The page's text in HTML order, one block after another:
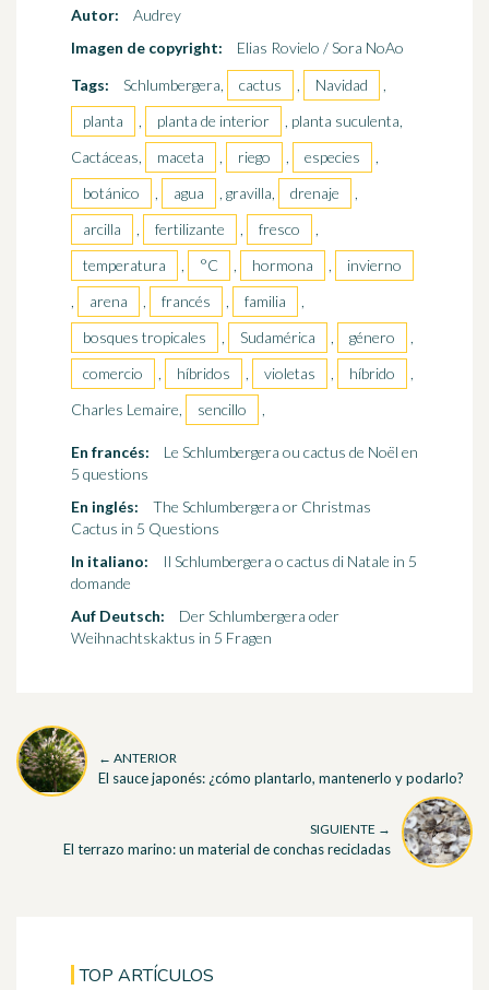
Autor:
Audrey
Imagen de copyright:
Elias Rovielo / Sora NoAo
Tags:
Schlumbergera, cactus , Navidad
,
planta
, planta de interior
, planta suculenta,
Cactáceas,
maceta , riego , especies
,
botánico
, agua , gravilla, drenaje
,
arcilla
, fertilizante , fresco
,
temperatura
, °C , hormona ,
invierno
,
arena , francés , familia
,
bosques tropicales
, Sudamérica , género
,
comercio
, híbridos , violetas , híbrido
,
Charles Lemaire,
sencillo ,
En francés:
Le Schlumbergera ou cactus de Noël en
5 questions
En inglés:
The Schlumbergera or Christmas
Cactus in 5 Questions
In italiano:
Il Schlumbergera o cactus di Natale in 5
domande
Auf Deutsch:
Der Schlumbergera oder
Weihnachtskaktus in 5 Fragen
← ANTERIOR
El sauce japonés: ¿cómo plantarlo, mantenerlo y podarlo?
SIGUIENTE →
El terrazo marino: un material de conchas recicladas
TOP ARTÍCULOS